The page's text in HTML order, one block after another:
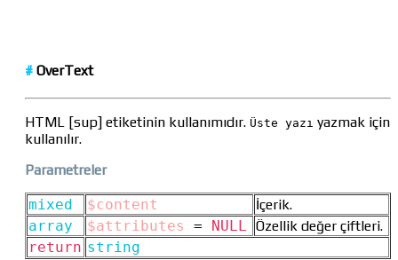
# OverText
HTML [sup] etiketinin kullanımıdır. Üste yazı yazmak için
kullanılır.
Parametreler
mixed $content
İçerik.
array
$attributes = NULL
Özellik değer çiftleri.
return string